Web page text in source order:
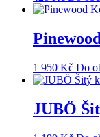
1 950 Kč Do
JUBÖ